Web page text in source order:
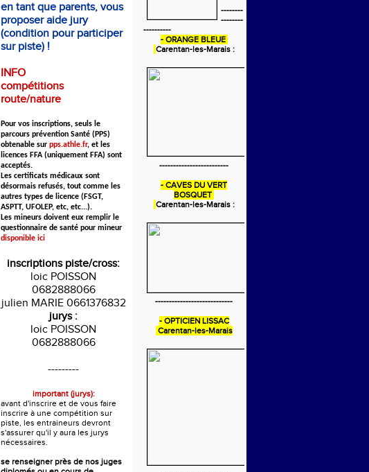
en tant que parents, vous
proposer aide jury
(condition pour participer
sur piste) !
INFO
compétitions
route/nature
Pour vos inscriptions, seuls le
parcours prévention Santé (PPS)
obtenable sur pps.athle.fr, et les
licences FFA (uniquement FFA) sont
acceptés.
Les certificats médicaux sont
désormais refusés, tout comme les
autres types de licence (FSGT,
ASPTT, UFOLEP, etc, etc...).
Les mineurs doivent eux remplir le
questionnaire de santé pour mineur
disponible ici
inscriptions piste/cross:
loic POISSON
0682888066
julien MARIE 0661376832
jurys :
loic POISSON
0682888066
---------
important (jurys):
avant d'inscrire et de vous faire
inscrire à une compétition sur
piste, les entraineurs devront
s'assurer qu'il y aura les jurys
nécessaires.
se renseigner près de nos juges
--------
--------
----------
- ORANGE BLEUE
Carentan-les-Marais :
-------------------------
- CAVES DU VERT
BOSQUET
Carentan-les-Marais :
----------------------------
- OPTICIEN LISSAC
Carentan-les-Marais